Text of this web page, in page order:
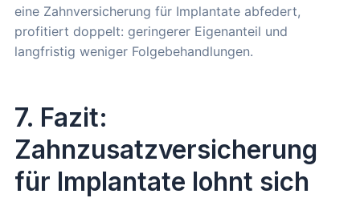
eine Zahnversicherung für Implantate abfedert,
profitiert doppelt: geringerer Eigenanteil und
langfristig weniger Folgebehandlungen.
7. Fazit:
Zahnzusatzversicherung
für Implantate lohnt sich